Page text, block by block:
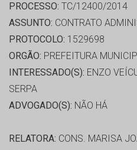
PROCESSO: TC/12400/2014
ASSUNTO: CONTRATO
PROTOCOLO: 1529698
ORGÃO: PREFEITURA
INTERESSADO(S): ENZO
SERPA
ADVOGADO(S): NÃO HÁ
RELATORA: CONS. MARISA